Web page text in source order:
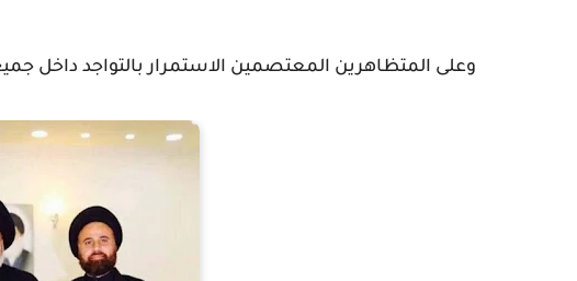
وعلى المتظاهرين المعتصمين الاستمرار بالتواجد داخل